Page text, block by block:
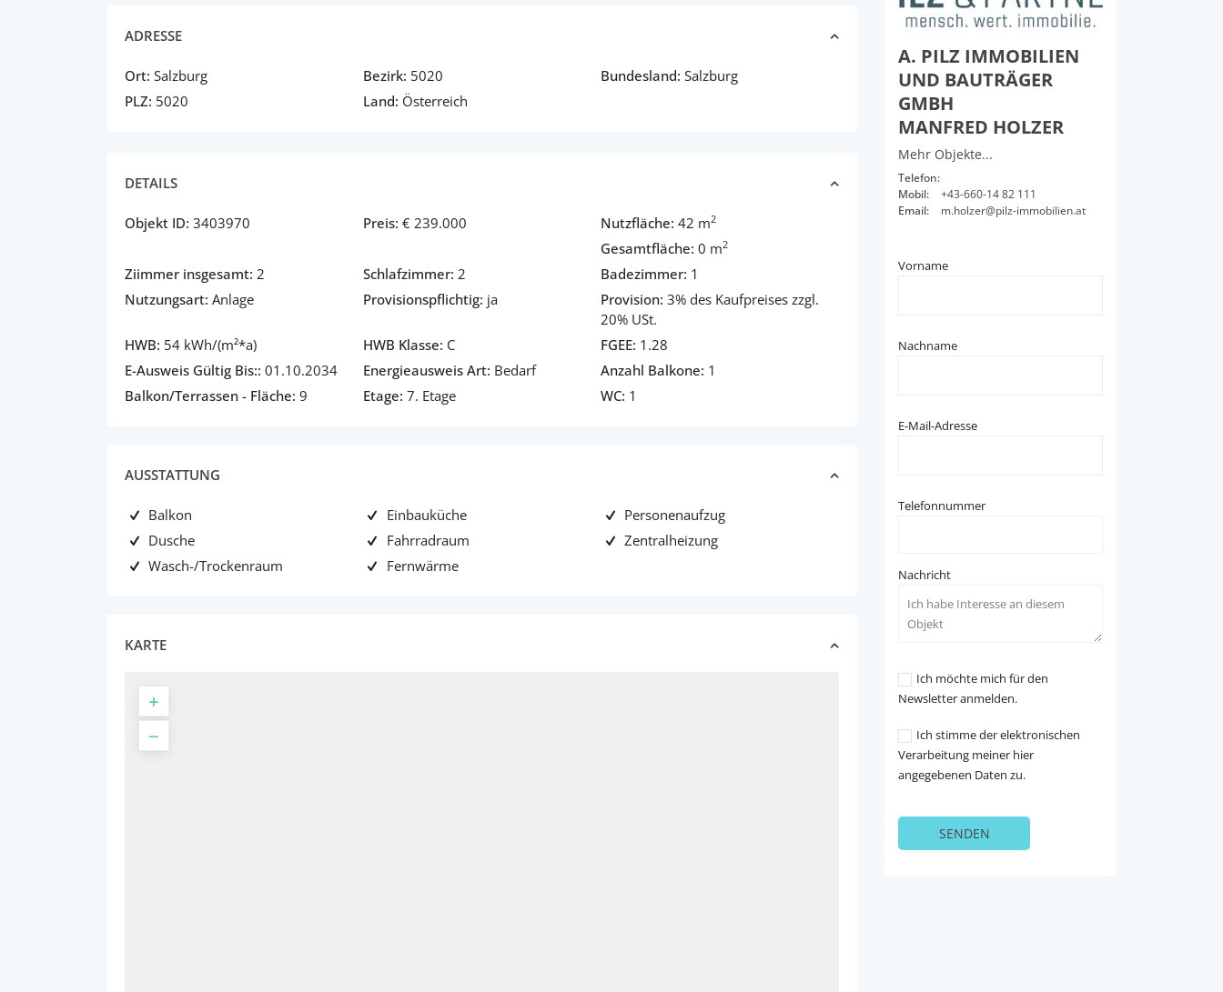
ADRESSE
Ort: Salzburg Bezirk: 5020 Bundesland: Salzburg
PLZ: 5020 Land: Österreich
DETAILS
Objekt ID: 3403970 Preis: € 239.000 Nutzfläche: 42 m2
Gesamtfläche: 0 m2
Ziimmer insgesamt: 2 Schlafzimmer: 2 Badezimmer: 1
Nutzungsart: Anlage Provisionspflichtig: ja Provision: 3% des Kaufpreises zzgl.
20% USt.
HWB: 54 kWh/(m²*a) HWB Klasse: C FGEE: 1.28
E-Ausweis Gültig Bis:: 01.10.2034 Energieausweis Art: Bedarf Anzahl Balkone: 1
Balkon/Terrassen - Fläche: 9 Etage: 7. Etage WC: 1
AUSSTATTUNG
Balkon Einbauküche
Personenaufzug
Dusche
Fahrradraum
Zentralheizung
Wasch-/Trockenraum
Fernwärme
KARTE
A. PILZ IMMOBILIEN
UND BAUTRÄGER
GMBH
MANFRED HOLZER
Mehr Objekte...
Telefon:
Mobil:
+43-660-14 82 111
Email:
m.holzer@pilz-immobilien.at
Vorname
Nachname
E-Mail-Adresse
Telefonnummer
Nachricht
Ich möchte mich für den
Newsletter anmelden.
Ich stimme der elektronischen
Verarbeitung meiner hier
angegebenen Daten zu.